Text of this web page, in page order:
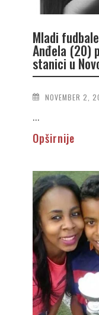
Mladi
Anđela (20)
stanici u
NOVEMBER 2,
...
Opširnije